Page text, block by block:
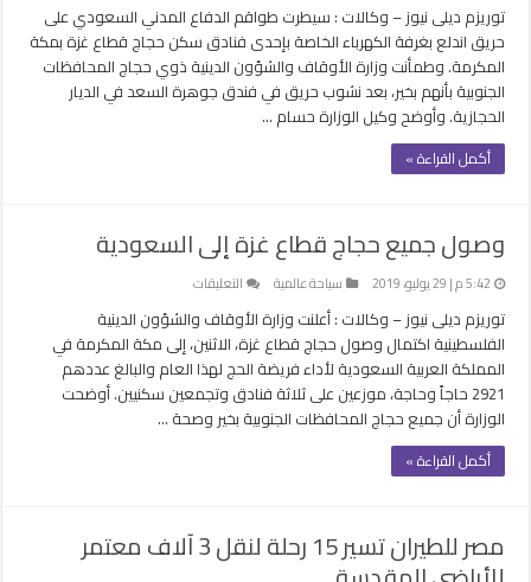
المدني
السعودي
يسيطر
على
في
مغلقة
توريزم ديلى نيوز – وكالات : سيطرت طواقم الدفاع المدني السعودي على
حريق اندلع بغرفة الكهرباء الخاصة بإحدى فنادق سكن حجاج قطاع غزة بمكة
المكرمة. وطمأنت وزارة الأوقاف والشؤون الدينية ذوي حجاج المحافظات
الجنوبية بأنهم بخير، بعد نشوب حريق في فندق جوهرة السعد في الديار
الحجازية. وأوضح وكيل الوزارة حسام …
أكمل القراءة »
وصول جميع حجاج قطاع غزة إلى السعودية
5:42 م | 29 يوليو، 2019 سياحة عالمية التعليقات
جميع
حجاج
قطاع
غزة
إلى
توريزم ديلى نيوز – وكالات : أعلنت وزارة الأوقاف والشؤون الدينية
الفلسطينية اكتمال وصول حجاج قطاع غزة، الاثنين، إلى مكة المكرمة في
المملكة العربية السعودية لأداء فريضة الحج لهذا العام والبالغ عددهم
2921 حاجاً وحاجة، موزعين على ثلاثة فنادق وتجمعين سكنيين. أوضحت
الوزارة أن جميع حجاج المحافظات الجنوبية بخير وصحة …
أكمل القراءة »
مصر للطيران تسير 15 رحلة لنقل 3 آلاف معتمر